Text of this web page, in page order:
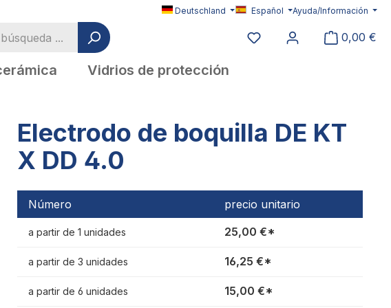
Deutschland Español Ayuda/Información
Tiene 0 productos en
0,00 €
Vidrios de protección
Electrodo de boquilla DE KT
X DD 4.0
Número precio unitario
a partir de 1 unidades 25,00 €*
a partir de 3 unidades 16,25 €*
a partir de 6 unidades 15,00 €*